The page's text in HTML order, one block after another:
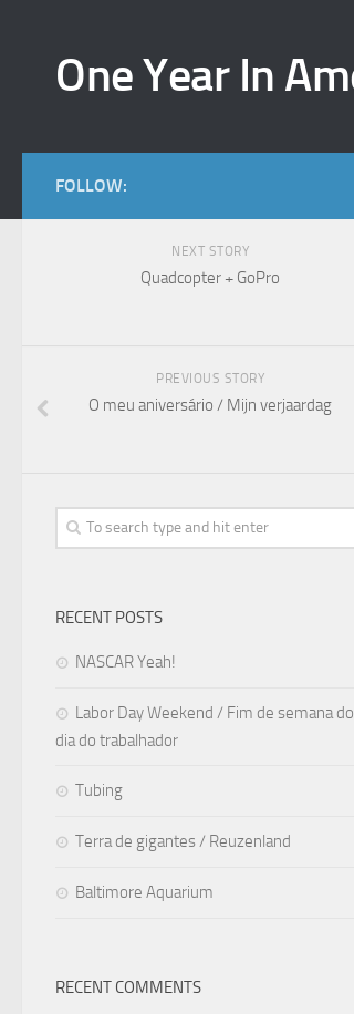
One Year In
FOLLOW:
NEXT STORY
Quadcopter + GoPro
PREVIOUS STORY
O meu aniversário / Mijn verjaardag
RECENT POSTS
NASCAR Yeah!
Labor Day Weekend / Fim de semana do
dia do trabalhador
Tubing
Terra de gigantes / Reuzenland
Baltimore Aquarium
RECENT COMMENTS